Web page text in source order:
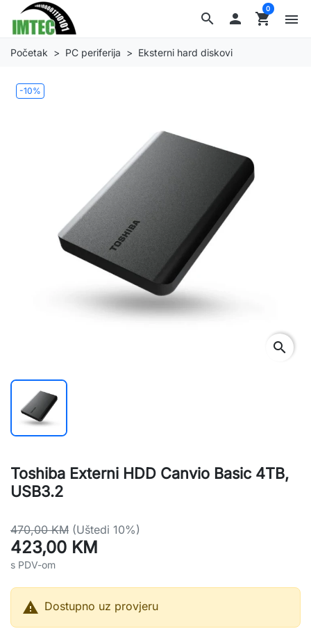
search  shopping_cart
0
menu
Početak PC periferija Eksterni hard diskovi
-10%
search
Toshiba Externi HDD Canvio Basic 4TB,
USB3.2
470,00 KM (Uštedi 10%)
423,00 KM
s PDV-om
 Dostupno uz provjeru